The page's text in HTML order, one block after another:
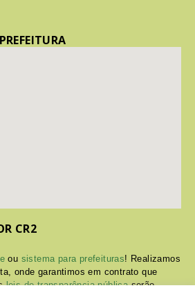
CR2
ou sistema para prefeituras! Realizamos
onde garantimos em contrato que
leis de transparência públicaserão